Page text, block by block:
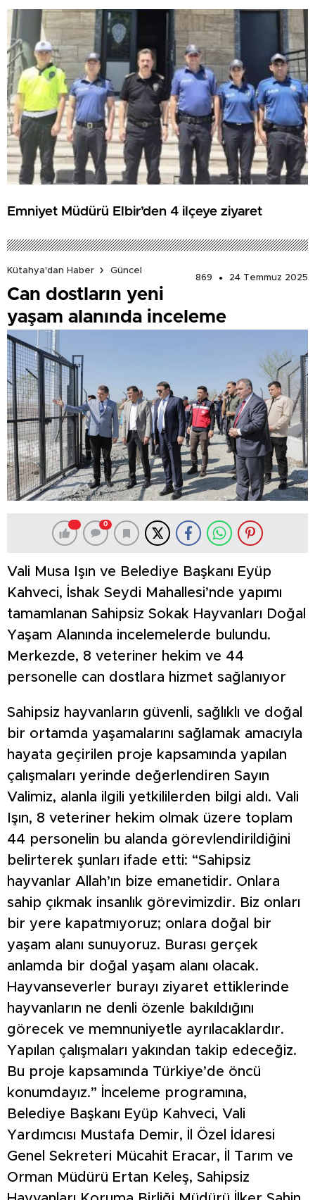
Emniyet Müdürü Elbir’den 4 ilçeye ziyaret
Kütahya'dan Haber
Güncel
869
24 Temmuz 2025
Can dostların yeni
yaşam alanında inceleme
0
Vali Musa Işın ve Belediye Başkanı Eyüp
Kahveci, İshak Seydi Mahallesi’nde yapımı
tamamlanan Sahipsiz Sokak Hayvanları Doğal
Yaşam Alanında incelemelerde bulundu.
Merkezde, 8 veteriner hekim ve 44
personelle can dostlara hizmet sağlanıyor
Sahipsiz hayvanların güvenli, sağlıklı ve doğal
bir ortamda yaşamalarını sağlamak amacıyla
hayata geçirilen proje kapsamında yapılan
çalışmaları yerinde değerlendiren Sayın
Valimiz, alanla ilgili yetkililerden bilgi aldı. Vali
Işın, 8 veteriner hekim olmak üzere toplam
44 personelin bu alanda görevlendirildiğini
belirterek şunları ifade etti: “Sahipsiz
hayvanlar Allah’ın bize emanetidir. Onlara
sahip çıkmak insanlık görevimizdir. Biz onları
bir yere kapatmıyoruz; onlara doğal bir
yaşam alanı sunuyoruz. Burası gerçek
anlamda bir doğal yaşam alanı olacak.
Hayvanseverler burayı ziyaret ettiklerinde
hayvanların ne denli özenle bakıldığını
görecek ve memnuniyetle ayrılacaklardır.
Yapılan çalışmaları yakından takip edeceğiz.
Bu proje kapsamında Türkiye’de öncü
konumdayız.” İnceleme programına,
Belediye Başkanı Eyüp Kahveci, Vali
Yardımcısı Mustafa Demir, İl Özel İdaresi
Genel Sekreteri Mücahit Eracar, İl Tarım ve
Orman Müdürü Ertan Keleş, Sahipsiz